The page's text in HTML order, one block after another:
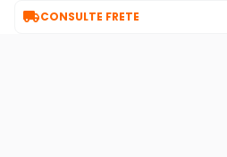
CONSULTE FRETE